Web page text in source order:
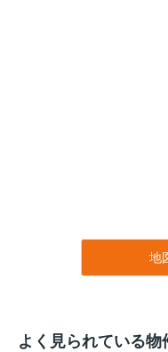
地
よく見られている物